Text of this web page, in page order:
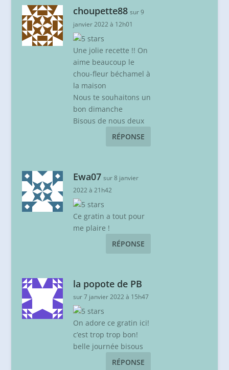
choupette88 sur 9
janvier 2022 à 12h01
Une jolie recette !! On
aime beaucoup le
chou-fleur béchamel à
la maison
Nous te souhaitons un
bon dimanche
Bisous de nous deux
RÉPONSE
Ewa07 sur 8 janvier
2022 à 21h42
Ce gratin a tout pour
me plaire !
RÉPONSE
la popote de PB
sur 7 janvier 2022 à 15h47
On adore ce gratin ici!
c’est trop trop bon!
belle journée bisous
RÉPONSE